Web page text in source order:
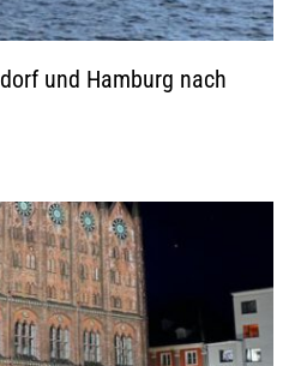
und Hamburg nach